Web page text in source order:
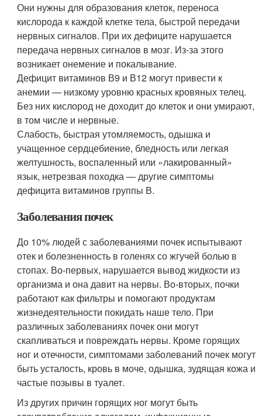
Они нужны для образования клеток, переноса
кислорода к каждой клетке тела, быстрой передачи
нервных сигналов. При их дефиците нарушается
передача нервных сигналов в мозг. Из-за этого
возникает онемение и покалывание.
Дефицит витаминов В9 и В12 могут привести к
анемии — низкому уровню красных кровяных телец.
Без них кислород не доходит до клеток и они умирают,
в том числе и нервные.
Слабость, быстрая утомляемость, одышка и
учащенное сердцебиение, бледность или легкая
желтушность, воспаленный или «лакированный»
язык, нетрезвая походка — другие симптомы
дефицита витаминов группы В.
Заболевания почек
До 10% людей с заболеваниями почек испытывают
отек и болезненность в голенях со жгучей болью в
стопах. Во-первых, нарушается вывод жидкости из
организма и она давит на нервы. Во-вторых, почки
работают как фильтры и помогают продуктам
жизнедеятельности покидать наше тело. При
различных заболеваниях почек они могут
скапливаться и повреждать нервы. Кроме горящих
ног и отечности, симптомами заболеваний почек могут
быть усталость, кровь в моче, одышка, зудящая кожа и
частые позывы в туалет.
Из других причин горящих ног могут быть